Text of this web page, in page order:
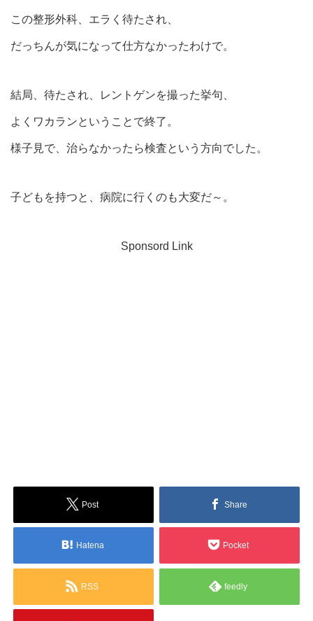
この整形外科、エラく待たされ、
だっちんが気になって仕方なかったわけで。
結局、待たされ、レントゲンを撮った挙句、
よくワカランということで終了。
様子見で、治らなかったら検査という方向でした。
子どもを持つと、病院に行くのも大変だ～。
Sponsord Link
Post Share
Hatena Pocket
RSS feedly